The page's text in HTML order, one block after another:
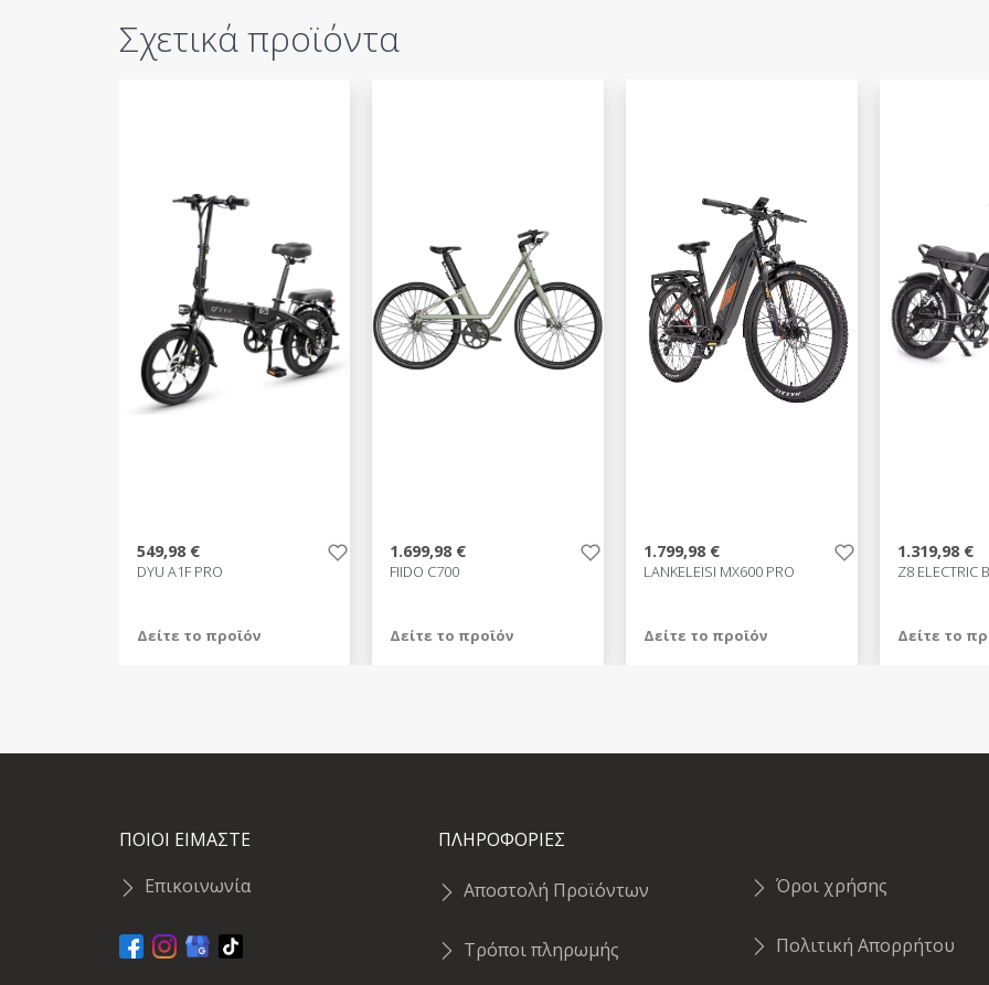
Σχετικά προϊόντα
549,98 €
DYU A1F PRO
Δείτε το προϊόν
1.699,98 €
FIIDO C700
Δείτε το προϊόν
1.799,98 €
LANKELEISI MX600 PRO
Δείτε το προϊόν
1.319,98 €
Z8 ELECTRIC
Δείτε το
ΠΟΙΟΙ ΕΙΜΑΣΤΕ
Επικοινωνία
ΠΛΗΡΟΦΟΡΙΕΣ
Αποστολή Προϊόντων
Τρόποι πληρωμής
Όροι χρήσης
Πολιτική Απορρήτου